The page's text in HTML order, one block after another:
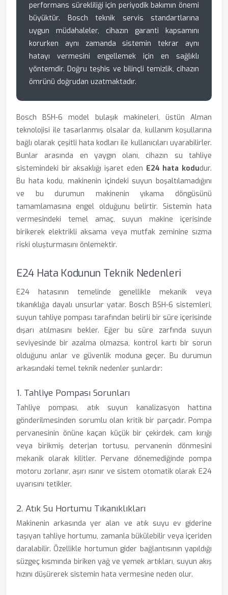
performans sürekliliği için periyodik bakımın önemi
büyüktür. Bosch teknik servis standartlarına
uygun müdahaleler, cihazın garanti kapsamını
korurken aynı zamanda sistemin tekrar aynı
hatayı vermesini engellemek için en sağlıklı
yöntemdir. Doğru teşhis ve bilinçli temizlik, cihazın
ömrünü doğrudan uzatmaktadır.
Bosch BSH-6 model bulaşık makineleri, üstün Alman
teknolojisi ile tasarlanmış olsalar da, kullanım koşullarına
bağlı olarak çeşitli hata kodları ile kullanıcıları uyarabilirler.
Bunlar arasında en yaygın olanı, cihazın su tahliye
sistemindeki bir aksaklığı işaret eden E24 hata kodudur.
Bu hata kodu, makinenin içindeki suyun boşaltılamadığını
ve bu durumun makinenin yıkama döngüsünü
tamamlamasına engel olduğunu belirtir. Sistemin hata
vermesindeki temel amaç, suyun makine içerisinde
birikerek elektrikli aksama veya mutfak zeminine sızma
riski oluşturmasını önlemektir.
E24 Hata Kodunun Teknik Nedenleri
E24 hatasının temelinde genellikle mekanik veya
tıkanıklığa dayalı unsurlar yatar. Bosch BSH-6 sistemleri,
suyun tahliye pompası tarafından belirli bir süre içerisinde
dışarı atılmasını bekler. Eğer bu süre zarfında suyun
seviyesinde bir azalma olmazsa, kontrol kartı bir sorun
olduğunu anlar ve güvenlik moduna geçer. Bu durumun
arkasındaki temel teknik nedenler şunlardır:
1. Tahliye Pompası Sorunları
Tahliye pompası, atık suyun kanalizasyon hattına
gönderilmesinden sorumlu olan kritik bir parçadır. Pompa
pervanesinin önüne kaçan küçük bir çekirdek, cam kırığı
veya birikmiş deterjan tortusu, pervanenin dönmesini
mekanik olarak kilitler. Pervane dönemediğinde pompa
motoru zorlanır, aşırı ısınır ve sistem otomatik olarak E24
uyarısını tetikler.
2. Atık Su Hortumu Tıkanıklıkları
Makinenin arkasında yer alan ve atık suyu ev giderine
taşıyan tahliye hortumu, zamanla bükülebilir veya içeriden
daralabilir. Özellikle hortumun gider bağlantısının yapıldığı
süzgeç kısmında biriken yağ ve yemek artıkları, suyun akış
hızını düşürerek sistemin hata vermesine neden olur.